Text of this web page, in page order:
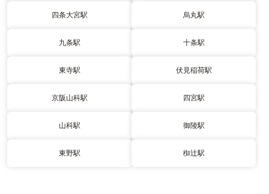
四条大宮駅 烏丸駅
九条駅 十条駅
東寺駅 伏見稲荷駅
京阪山科駅 四宮駅
山科駅 御陵駅
東野駅 椥辻駅